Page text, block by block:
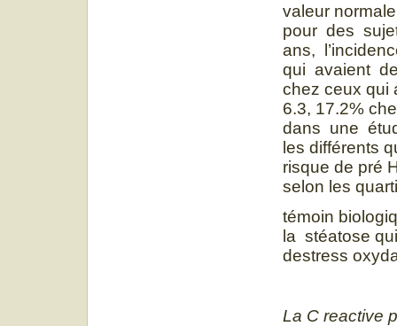
valeur
pour des
ans,
qui avaient
chez ceux qui
6.3, 17.2%
dans une
les différents
risque de pré
selon les
témoin
la stéatose
destress
La C reactive